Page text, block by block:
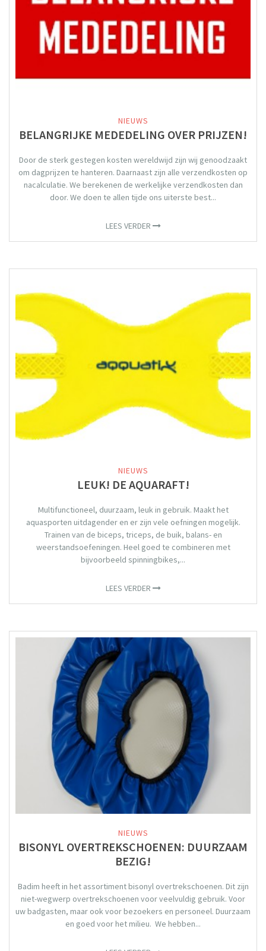
NIEUWS
BELANGRIJKE MEDEDELING OVER PRIJZEN!
Door de sterk gestegen kosten wereldwijd zijn wij genoodzaakt
om dagprijzen te hanteren. Daarnaast zijn alle verzendkosten op
nacalculatie. We berekenen de werkelijke verzendkosten dan
door. We doen te allen tijde ons uiterste best...
LEES VERDER
NIEUWS
LEUK! DE AQUARAFT!
Multifunctioneel, duurzaam, leuk in gebruik. Maakt het
aquasporten uitdagender en er zijn vele oefningen mogelijk.
Trainen van de biceps, triceps, de buik, balans- en
weerstandsoefeningen. Heel goed te combineren met
bijvoorbeeld spinningbikes,...
LEES VERDER
NIEUWS
BISONYL OVERTREKSCHOENEN: DUURZAAM
BEZIG!
Badim heeft in het assortiment bisonyl overtrekschoenen. Dit zijn
niet-wegwerp overtrekschoenen voor veelvuldig gebruik. Voor
uw badgasten, maar ook voor bezoekers en personeel. Duurzaam
en goed voor het milieu. We hebben...